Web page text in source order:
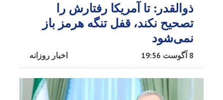
ذوالقدر: تا آمریکا رفتارش را
تصحیح نکند، قفل تنگه هرمز باز
نمی‌شود
اخبار روزانه 8 آگوست 19:56